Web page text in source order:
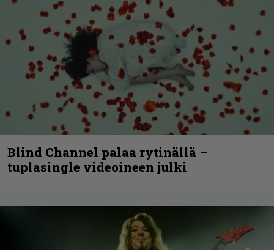
Blind Channel palaa rytinällä –
tuplasingle videoineen julki